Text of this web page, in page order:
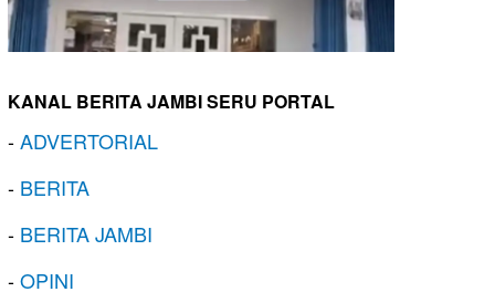
KANAL BERITA JAMBI SERU PORTAL
-ADVERTORIAL
- BERITA
- BERITA JAMBI
-OPINI